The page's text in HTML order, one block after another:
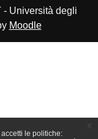
le politiche:
- Università degli
Moodle